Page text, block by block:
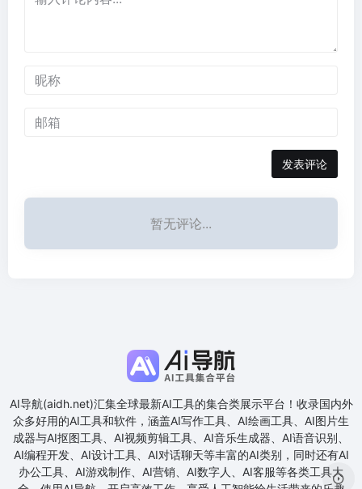
发表评论
暂无评论...
AI导航(aidh.net)汇集全球最新AI工具的集合类展示平台！收录国内外
众多好用的AI工具和软件，涵盖AI写作工具、AI绘画工具、AI图片生
成器与AI抠图工具、AI视频剪辑工具、AI音乐生成器、AI语音识别、
AI编程开发、AI设计工具、AI对话聊天等丰富的AI类别，同时还有AI
办公工具、AI游戏制作、AI营销、AI数字人、AI客服等各类工具大